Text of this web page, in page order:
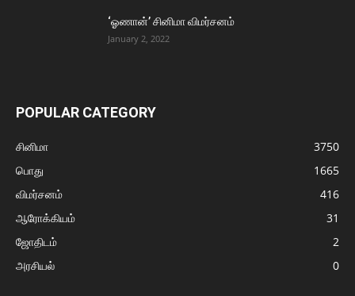
‘ஓணான்’ சினிமா விமர்சனம்
January 2, 2022
POPULAR CATEGORY
சினிமா
3750
பொது
1665
விமர்சனம்
416
ஆரோக்கியம்
31
ஜோதிடம்
2
அரசியல்
0